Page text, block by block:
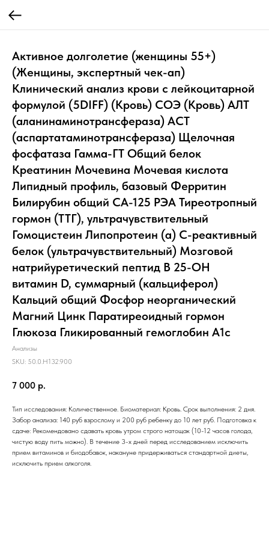
Активное долголетие (женщины 55+)
(Женщины, экспертный чек-ап)
Клинический анализ крови с лейкоцитарной
формулой (5DIFF) (Кровь) СОЭ (Кровь) АЛТ
(аланинаминотрансфераза) АСТ
(аспартатаминотрансфераза) Щелочная
фосфатаза Гамма-ГТ Общий белок
Креатинин Мочевина Мочевая кислота
Липидный профиль, базовый Ферритин
Билирубин общий CA-125 РЭА Тиреотропный
гормон (ТТГ), ультрачувствительный
Гомоцистеин Липопротеин (а) С-реактивный
белок (ультрачувствительный) Мозговой
натрийуретический пептид B 25-ОН
витамин D, суммарный (кальциферол)
Кальций общий Фосфор неорганический
Магний Цинк Паратиреоидный гормон
Глюкоза Гликированный гемоглобин А1с
Анализы
SKU: 50.0.H132.900
7 000 р.
Тип исследования: Количественное. Биоматериал: Кровь. Срок выполнения: 2 дня.
Забор анализа: 140 руб взрослому и 200 руб ребенку до 10 лет руб. Подготовка к
сдаче: Рекомендовано сдавать кровь утром строго натощак (10-12 часов голода,
чистую воду пить можно). В течение 3-х дней перед исследованием исключить
прием витаминов и биодобавок, накануне придерживаться стандартной диеты,
исключить прием алкоголя.